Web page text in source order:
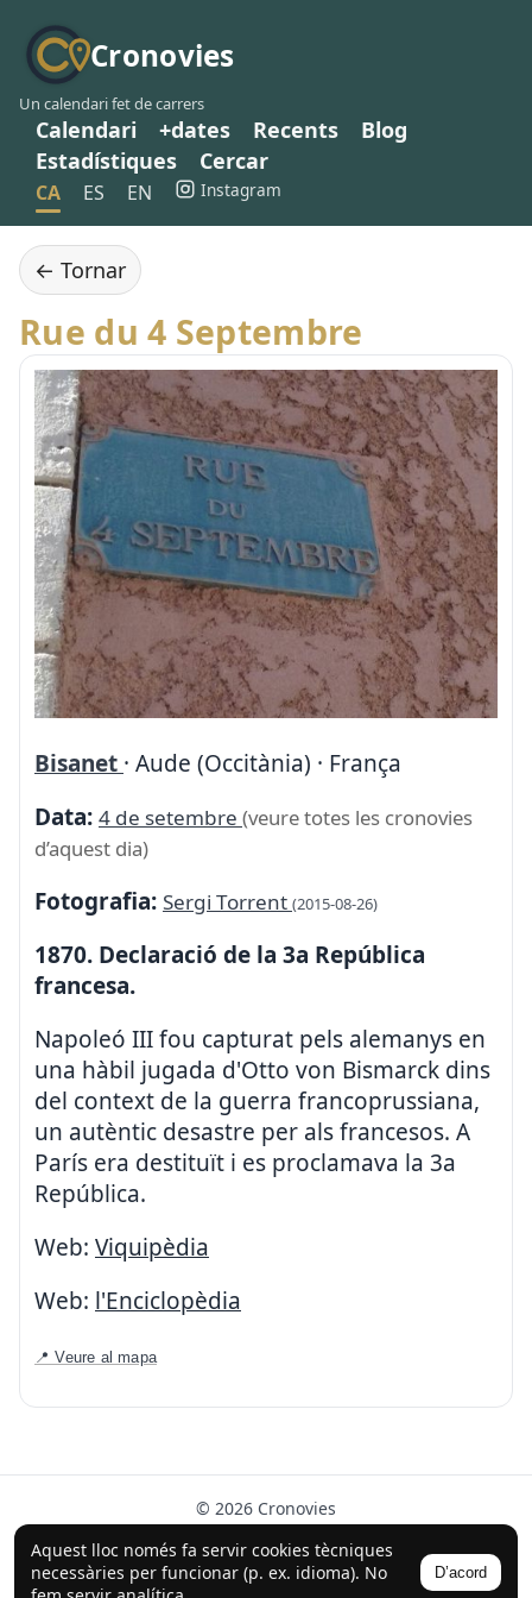
Cronovies
Un calendari fet de carrers
Calendari +dates Recents
Blog
Estadístiques
Cercar
CA ES EN Instagram
Aquest lloc només fa servir cookies tècniques
necessàries per funcionar (p. ex. idioma). No
D’acord
← Tornar
Rue du 4 Septembre
Bisanet · Aude (Occitània) · França
Data: 4 de setembre (veure totes les cronovies
d’aquest dia)
Fotografia: Sergi Torrent (2015-08-26)
1870. Declaració de la 3a República
francesa.
Napoleó III fou capturat pels alemanys en
una hàbil jugada d'Otto von Bismarck dins
del context de la guerra francoprussiana,
un autèntic desastre per als francesos. A
París era destituït i es proclamava la 3a
República.
Web: Viquipèdia
Web: l'Enciclopèdia
📍 Veure al mapa
© 2026 Cronovies
Història als carrers · Desenvolupat amb l’ajuda de la IA
(ChatGPT).